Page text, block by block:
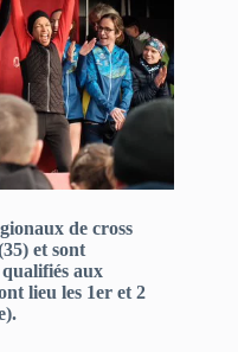
de cross
et sont
aux
lieu les 1er et 2